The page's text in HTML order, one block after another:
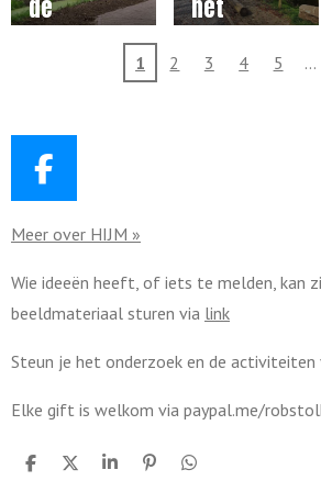
de
toekomst
het
vordert
1 2 3 4 5
F
a
c
e
b
o
Meer over HIJM »
Wie ideeën heeft, of iets te melden, kan
beeldmateriaal sturen via link
Steun je het onderzoek en de activiteiten
Elke gift is welkom via paypal.me/
D
D
S
P
D